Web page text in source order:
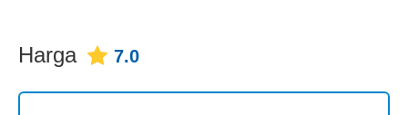
Harga 7.0